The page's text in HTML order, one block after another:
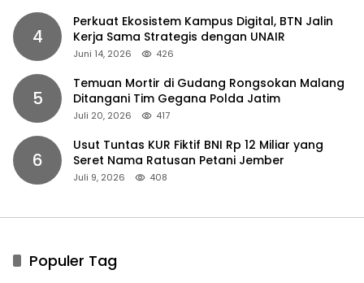
4
Perkuat Ekosistem Kampus Digital, BTN Jalin
Kerja Sama Strategis dengan UNAIR
Juni 14, 2026 426
5
Temuan Mortir di Gudang Rongsokan Malang
Ditangani Tim Gegana Polda Jatim
Juli 20, 2026 417
6
Usut Tuntas KUR Fiktif BNI Rp 12 Miliar yang
Seret Nama Ratusan Petani Jember
Juli 9, 2026 408
Populer Tag